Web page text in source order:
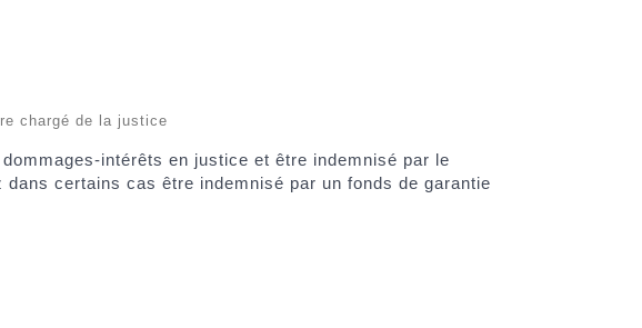
chargé de la justice
intérêts en justice et être indemnisé par le
certains cas être indemnisé par un fonds de garantie